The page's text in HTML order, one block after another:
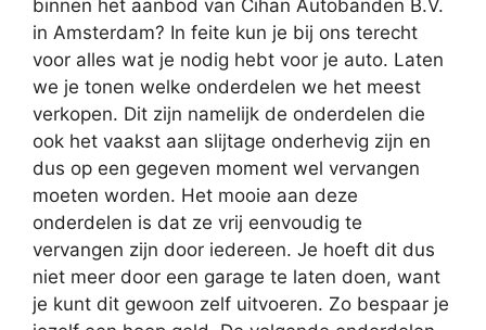
binnen het aanbod van Cihan Autobanden B.V.
in Amsterdam? In feite kun je bij ons terecht
voor alles wat je nodig hebt voor je auto. Laten
we je tonen welke onderdelen we het meest
verkopen. Dit zijn namelijk de onderdelen die
ook het vaakst aan slijtage onderhevig zijn en
dus op een gegeven moment wel vervangen
moeten worden. Het mooie aan deze
onderdelen is dat ze vrij eenvoudig te
vervangen zijn door iedereen. Je hoeft dit dus
niet meer door een garage te laten doen, want
je kunt dit gewoon zelf uitvoeren. Zo bespaar je